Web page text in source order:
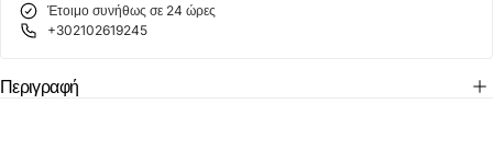
Έτοιμο συνήθως σε 24 ώρες
+302102619245
Περιγραφή